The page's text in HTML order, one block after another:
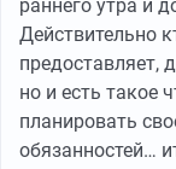
раннего утра и
Действительно
предоставляет,
но и есть такое
планировать
обязанностей…